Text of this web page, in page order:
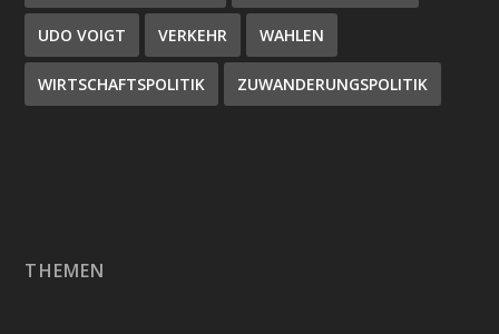
UDO VOIGT VERKEHR WAHLEN
WIRTSCHAFTSPOLITIK ZUWANDERUNGSPOLITIK
THEMEN